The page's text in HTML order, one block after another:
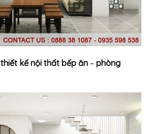
thiết kế nội thất bếp ăn – phòng